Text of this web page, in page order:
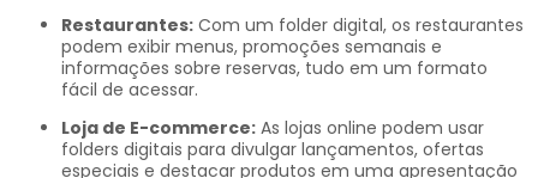
Restaurantes: Com um folder digital, os restaurantes
podem exibir menus, promoções semanais e
informações sobre reservas, tudo em um formato
fácil de acessar.
Loja de E-commerce: As lojas online podem usar
folders digitais para divulgar lançamentos, ofertas
especiais e destacar produtos em uma apresentação